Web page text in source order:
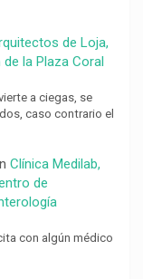
de Loja,
la Plaza Coral
a ciegas, se
caso contrario el
Clínica Medilab,
de
con algún médico